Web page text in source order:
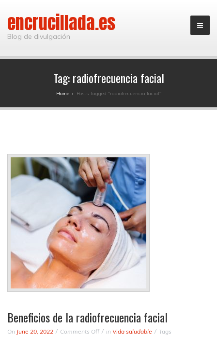
encrucillada.es
Blog de divulgación
Tag:radiofrecuencia facial
Home› Posts Tagged "radiofrecuencia facial"
Beneficios de la radiofrecuencia facial
On June 20, 2022 Comments Offon in Vida saludable
Tags